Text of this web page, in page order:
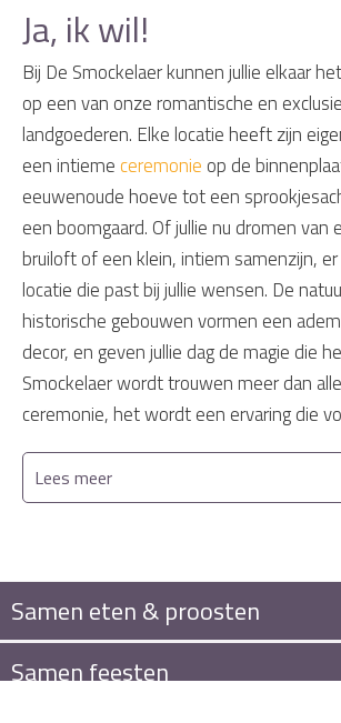
Ja, ik wil!
Bij De Smockelaer kunnen jullie elkaar
op een van onze romantische en
landgoederen. Elke locatie heeft zijn
een intieme ceremonie op de
eeuwenoude hoeve tot een
een boomgaard. Of jullie nu dromen van
bruiloft of een klein, intiem samenzijn,
locatie die past bij jullie wensen. De
historische gebouwen vormen een
decor, en geven jullie dag de magie die
Smockelaer wordt trouwen meer dan
ceremonie, het wordt een ervaring die
Lees meer
Samen eten & proosten
Samen feesten